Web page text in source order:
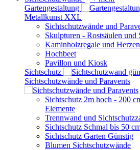
Gartengestaltung
Metallkunst XXL
Sichtschutzwände und
Skulpturen - Rostsäulen und
Kaminholzregale und Herzen
Hochbeet
Pavillon und Kiosk
Sichtschutz
Sichtschutzwände und Paravents
Sichtschutz 2m hoch - 200
Elemente
Trennwand und
Sichtschutz Schmal bis 50
Sichtschutz Garten Günstig
Blumen Sichtschutzwände